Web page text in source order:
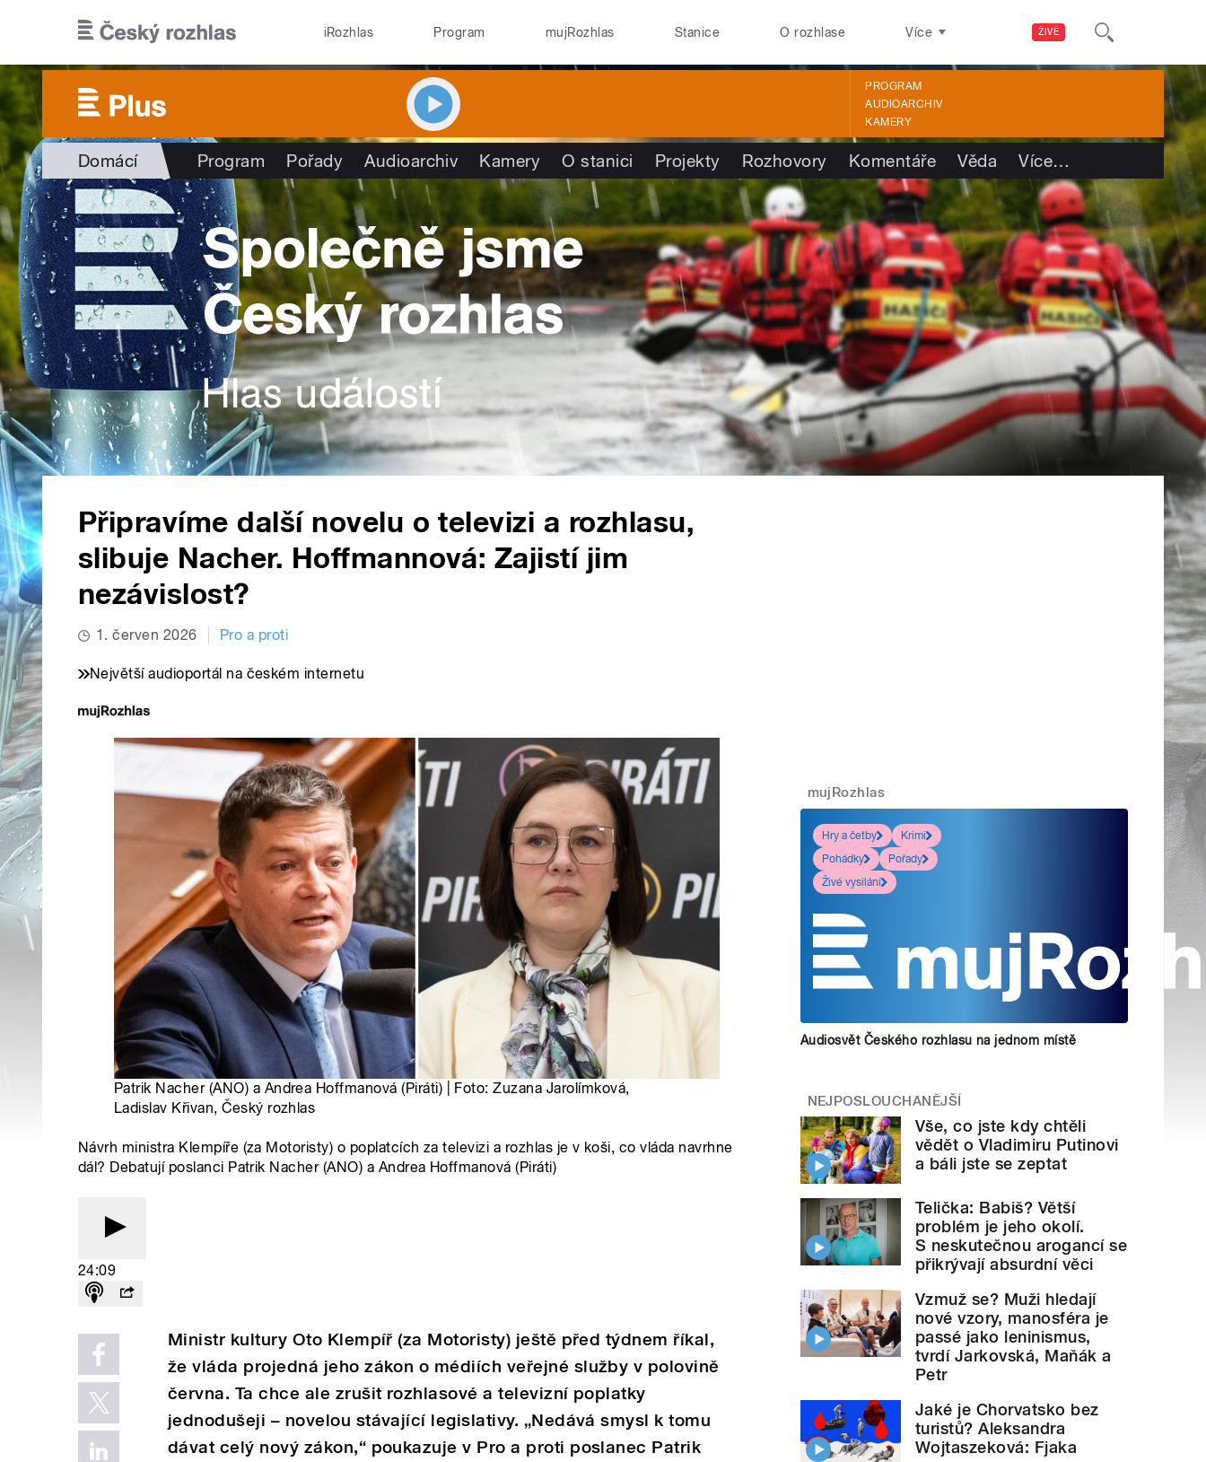
ŽIVĚ
iRozhlas Program mujRozhlas Stanice O rozhlase Více
PROGRAM
AUDIOARCHIV
KAMERY
Domácí Program Pořady Audioarchiv Kamery O stanici Projekty Rozhovory Komentáře Věda Více…
Připravíme další novelu o televizi a rozhlasu,
slibuje Nacher. Hoffmannová: Zajistí jim
nezávislost?
1. červen 2026 Pro a proti
Největší audioportál na českém internetu
Patrik Nacher (ANO) a Andrea Hoffmanová (Piráti) | Foto: Zuzana Jarolímková,
Ladislav Křivan, Český rozhlas
Návrh ministra Klempíře (za Motoristy) o poplatcích za televizi a rozhlas je v koši, co vláda navrhne
dál? Debatují poslanci Patrik Nacher (ANO) a Andrea Hoffmanová (Piráti)
24:09
Ministr kultury Oto Klempíř (za Motoristy) ještě před týdnem říkal,
že vláda projedná jeho zákon o médiích veřejné služby v polovině
června. Ta chce ale zrušit rozhlasové a televizní poplatky
jednodušeji – novelou stávající legislativy. „Nedává smysl k tomu
dávat celý nový zákon,“ poukazuje v Pro a proti poslanec Patrik
mujRozhlas
Hry a četby
Krimi
Pohádky
Pořady
Živé vysílání
Audiosvět Českého rozhlasu na jednom místě
NEJPOSLOUCHANĚJŠÍ
Vše, co jste kdy chtěli
vědět o Vladimiru Putinovi
a báli jste se zeptat
Telička: Babiš? Větší
problém je jeho okolí.
S neskutečnou arogancí se
přikrývají absurdní věci
Vzmuž se? Muži hledají
nové vzory, manosféra je
passé jako leninismus,
tvrdí Jarkovská, Maňák a
Petr
Jaké je Chorvatsko bez
turistů? Aleksandra
Wojtaszeková: Fjaka